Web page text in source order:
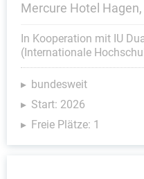
Mercure Hotel
In Kooperation mit IU
(Internationale
bundesweit
Start: 2026
Freie Plätze: 1